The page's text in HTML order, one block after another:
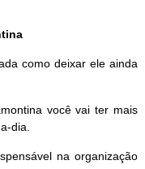
como deixar ele ainda
você vai ter mais
dia.
na organização